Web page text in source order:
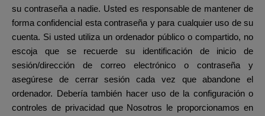
su contraseña a nadie. Usted es responsable de mantener de
forma confidencial esta contraseña y para cualquier uso de su
cuenta. Si usted utiliza un ordenador público o compartido, no
escoja que se recuerde su identificación de inicio de
sesión/dirección de correo electrónico o contraseña y
asegúrese de cerrar sesión cada vez que abandone el
ordenador. Debería también hacer uso de la configuración o
controles de privacidad que Nosotros le proporcionamos en